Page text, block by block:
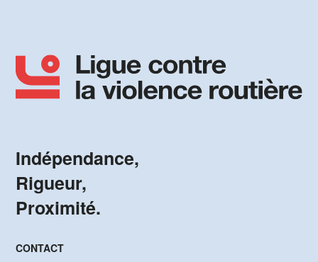
Indépendance,
Rigueur,
Proximité.
CONTACT